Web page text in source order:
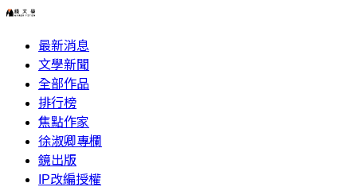
最新消息
文學新聞
全部作品
排行榜
焦點作家
徐淑卿專欄
鏡出版
IP改編授權